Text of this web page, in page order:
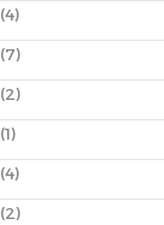
(4)
(7)
(2)
(1)
(4)
(2)